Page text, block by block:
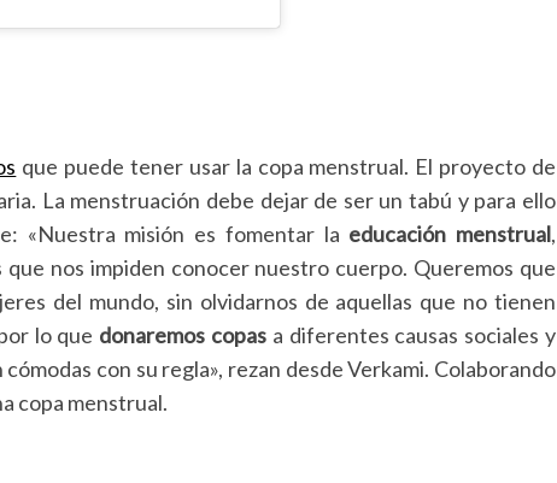
que puede tener usar la copa menstrual. El proyecto de
La menstruación debe dejar de ser un tabú y para ello
«Nuestra misión es fomentar la educación menstrual,
nos impiden conocer nuestro cuerpo. Queremos que
del mundo, sin olvidarnos de aquellas que no tienen
lo que donaremos copas a diferentes causas sociales y
con su regla», rezan desde Verkami. Colaborando
copa menstrual.